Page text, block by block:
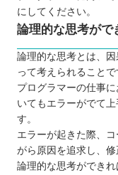
にしてください。
論理的な思考がで
論理的な思考とは、
って考えられることで
プログラマーの仕事
いてもエラーがでて
す。
エラーが起きた際、
がら原因を追求し、修
論理的な思考ができ